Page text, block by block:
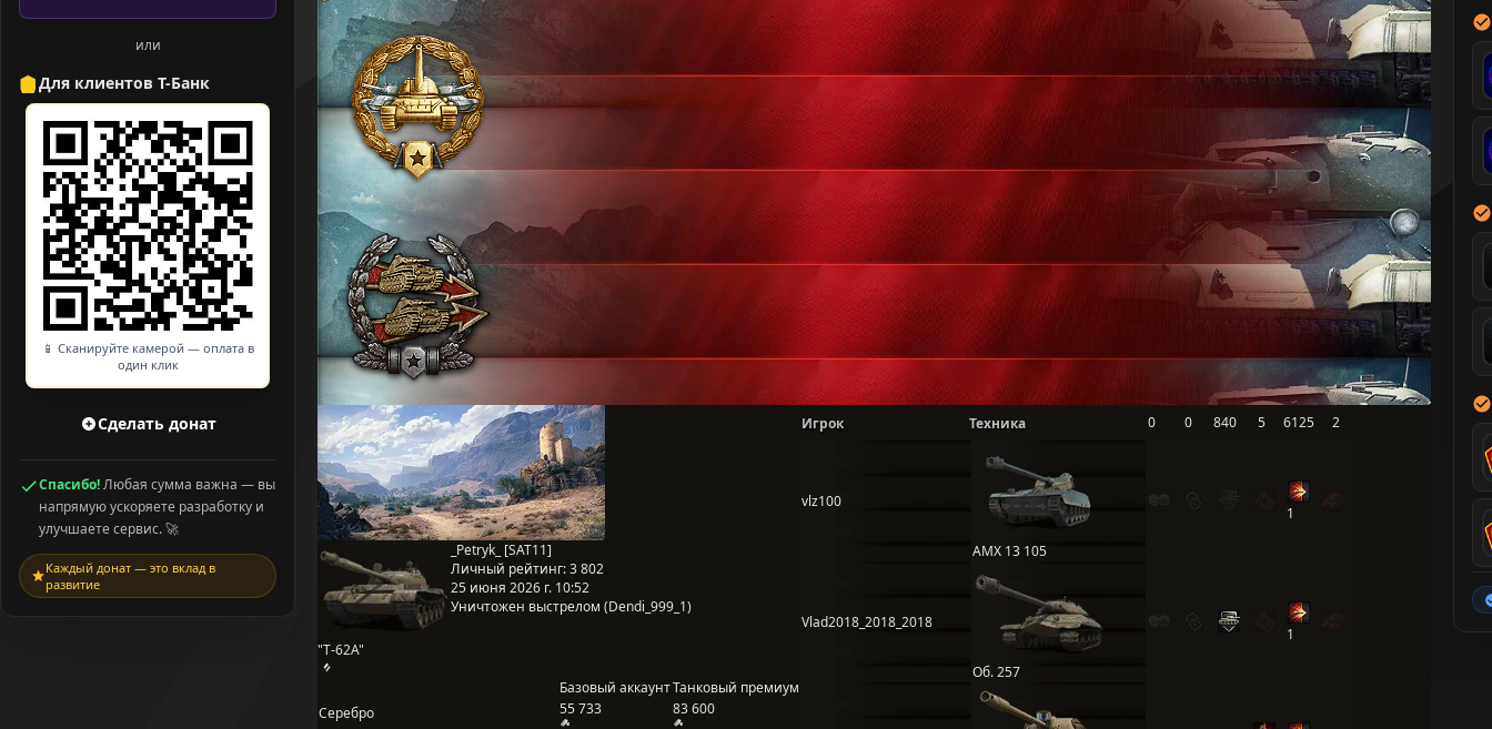
или
Для клиентов Т-Банк
📱 Сканируйте камерой — оплата в
один клик
Сделать донат
Спасибо!Любая сумма важна — вы
напрямую ускоряете разработку и
улучшаете сервис. 🚀
Каждый донат — это вклад в
развитие
"Т-62А"
_Petryk_ [SAT11]
Личный рейтинг:3 802
25 июня 2026 г. 10:52
Уничтожен выстрелом (Dendi_999_1)
Базовый аккаунтТанковый премиум
Серебро
55 733
83 600
Игрок Техника 0 0 840 5 6125 2
vlz100
AMX 13 105
1
Vlad2018_2018_2018
Об. 257
1